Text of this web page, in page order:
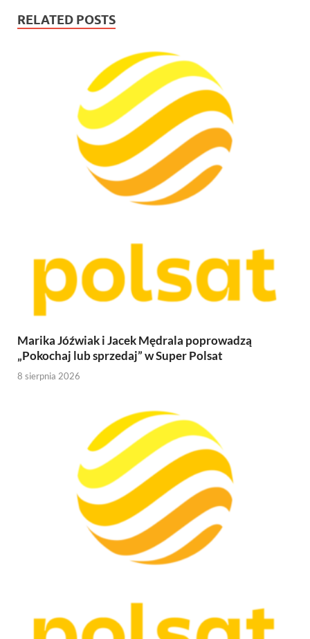
RELATED POSTS
Marika Jóźwiak i Jacek Mędrala poprowadzą
„Pokochaj lub sprzedaj” w Super Polsat
8 sierpnia 2026